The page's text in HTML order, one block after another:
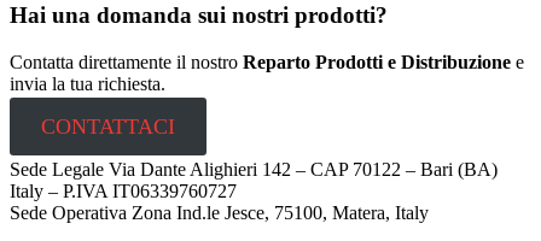
Hai una domanda sui nostri prodotti?
Contatta direttamente il nostro Reparto Prodotti e Distribuzione e
invia la tua richiesta.
CONTATTACI
Sede Legale Via Dante Alighieri 142 – CAP 70122 – Bari (BA)
Italy – P.IVA IT06339760727
Sede Operativa Zona Ind.le Jesce, 75100, Matera, Italy